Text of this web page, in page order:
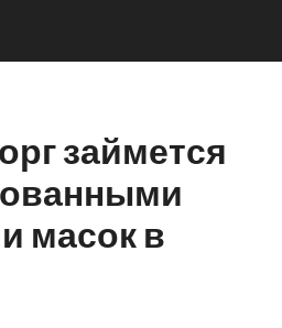
займется
масок в